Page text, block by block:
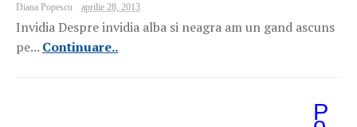
Diana Popescu aprilie 28, 2013
Invidia Despre invidia alba si neagra am un gand ascuns
pe... Continuare..
P